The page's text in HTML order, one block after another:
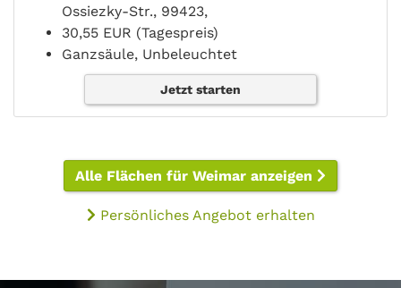
Ossiezky-Str., 99423,
30,55 EUR (Tagespreis)
Ganzsäule, Unbeleuchtet
Jetzt starten
Alle Flächen für Weimar anzeigen
Persönliches Angebot erhalten